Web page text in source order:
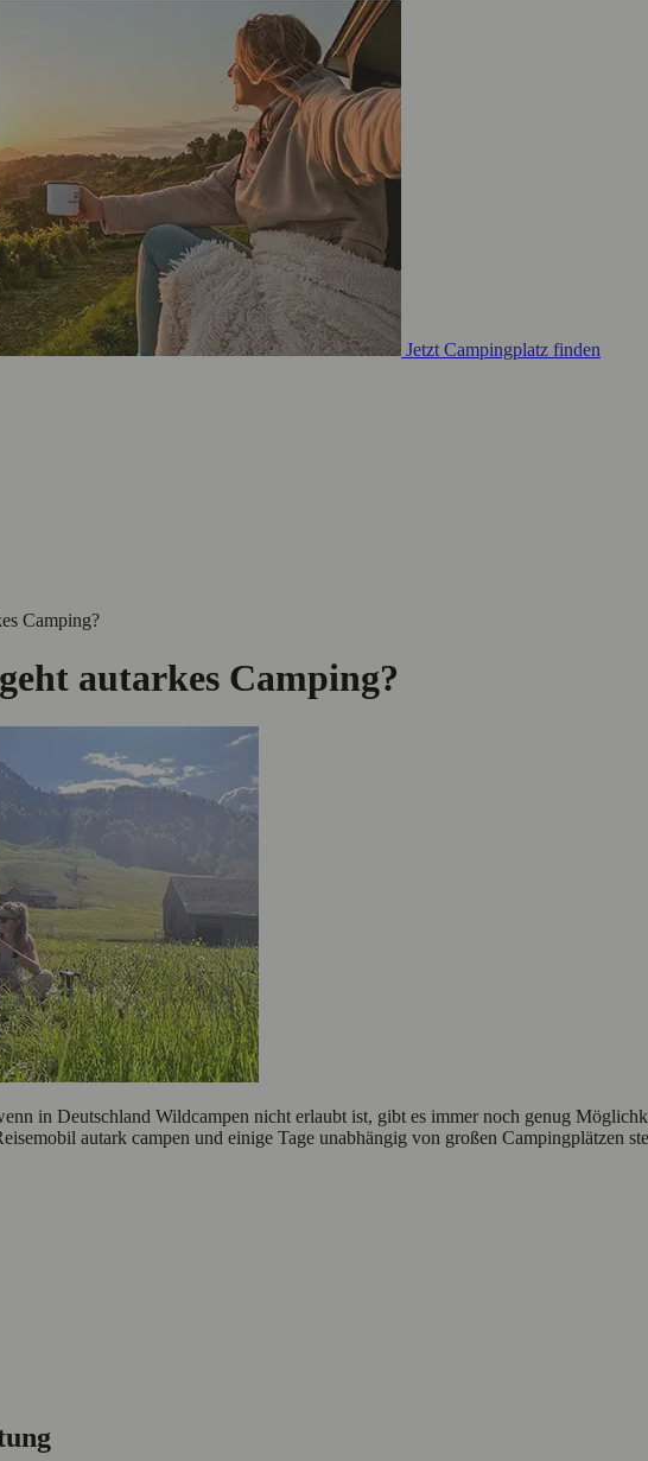
Jetzt Campingplatz finden
Camping?
autarkes Camping?
in Deutschland Wildcampen nicht erlaubt ist, gibt es immer noch genug
autark campen und einige Tage unabhängig von großen Campingplätzen